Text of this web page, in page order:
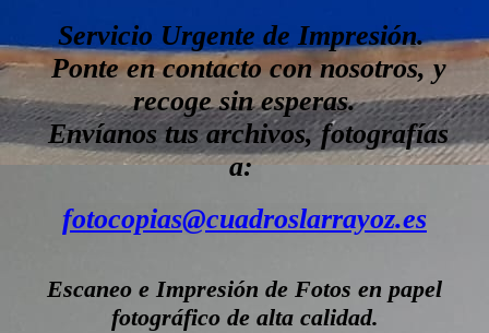
Servicio Urgente de Impresión.
Ponte en contacto con nosotros, y
recoge sin esperas.
Envíanos tus archivos, fotografías
a:
fotocopias@cuadroslarrayoz.es
Escaneo e Impresión de Fotos en papel
fotográfico de alta calidad.